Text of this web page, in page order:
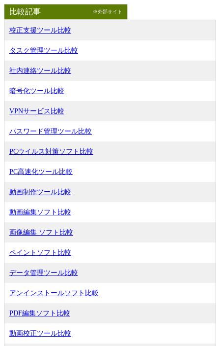
比較記事 ※外部サイト
校正支援ツール比較
タスク管理ツール比較
社内連絡ツール比較
暗号化ツール比較
VPNサービス比較
パスワード管理ツール比較
PCウイルス対策ソフト比較
PC高速化ツール比較
動画制作ツール比較
動画編集ソフト比較
画像編集 ソフト比較
ペイントソフト比較
データ管理ツール比較
アンインストールソフト比較
PDF編集ソフト比較
動画校正ツール比較